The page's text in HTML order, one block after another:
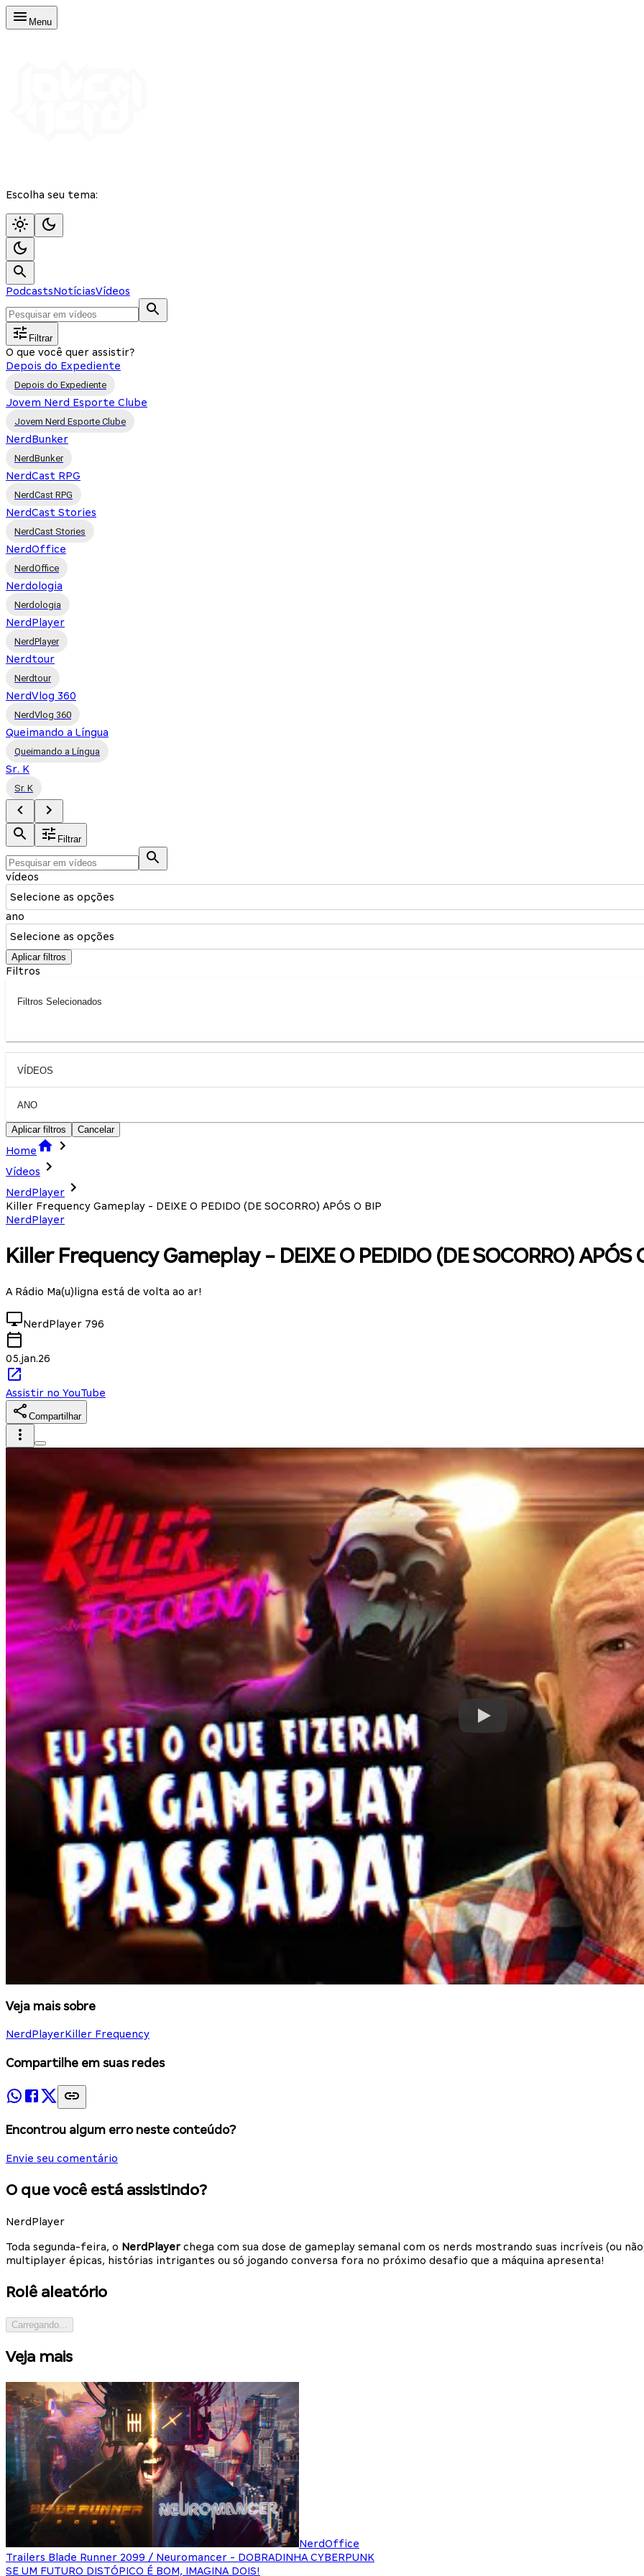
Menu
Escolha seu tema:
PodcastsNotíciasVídeos
Filtrar
O que você quer assistir?
Depois do Expediente
Depois do Expediente
Jovem Nerd Esporte Clube
Jovem Nerd Esporte Clube
NerdBunker
NerdBunker
NerdCast RPG
NerdCast RPG
NerdCast Stories
NerdCast Stories
NerdOffice
NerdOffice
Nerdologia
Nerdologia
NerdPlayer
NerdPlayer
Nerdtour
Nerdtour
NerdVlog 360
NerdVlog 360
Queimando a Língua
Queimando a Língua
Sr. K
Sr. K
Filtrar
vídeos
Selecione as opções
ano
Selecione as opções
Aplicar filtros
Filtros
Filtros Selecionados
VÍDEOS
ANO
Aplicar filtros Cancelar
Home
Vídeos
NerdPlayer
Killer Frequency Gameplay - DEIXE O PEDIDO (DE SOCORRO) APÓS O BIP
NerdPlayer
Killer Frequency Gameplay - DEIXE O PEDIDO (DE SOCORRO) APÓS
A Rádio Ma(u)ligna está de volta ao ar!
NerdPlayer 796
05.jan.26
Assistir no YouTube
Compartilhar
Veja mais sobre
NerdPlayerKiller Frequency
Compartilhe em suas redes
Encontrou algum erro neste conteúdo?
Envie seu comentário
O que você está assistindo?
NerdPlayer
Toda segunda-feira, o NerdPlayer chega com sua dose de gameplay semanal com os nerds mostrando suas incríveis (ou
multiplayer épicas, histórias intrigantes ou só jogando conversa fora no próximo desafio que a máquina apresenta!
Rolê aleatório
Carregando...
Veja mais
NerdOffice
Trailers Blade Runner 2099 / Neuromancer - DOBRADINHA CYBERPUNK
SE UM FUTURO DISTÓPICO É BOM, IMAGINA DOIS!